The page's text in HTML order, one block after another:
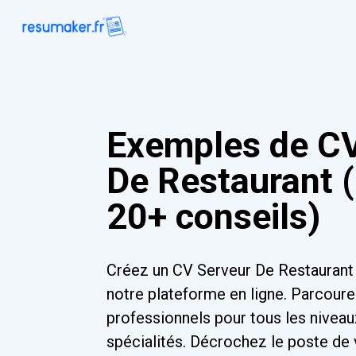
Exemples de
De Restaurant
20+ conseils)
Créez un CV Serveur De
notre plateforme en ligne.
professionnels pour tous les
spécialités. Décrochez le poste de